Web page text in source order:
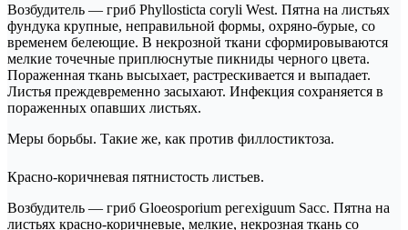
Возбудитель — гриб Phyllosticta coryli West. Пятна на листьях
фундука крупные, неправильной формы, охряно-бурые, со
временем белеющие. В некрозной ткани сформировываются
мелкие точечные приплюснутые пикниды черного цвета.
Пораженная ткань высыхает, растрескивается и выпадает.
Листья преждевременно засыхают. Инфекция сохраняется в
пораженных опавших листьях.
Меры борьбы. Такие же, как против филлостиктоза.
Красно-коричневая пятнистость листьев.
Возбудитель — гриб Gloeosporium регехiguum Sacc. Пятна на
листьях красно-коричневые, мелкие, некрозная ткань со